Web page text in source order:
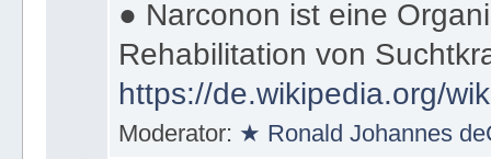
● Narconon ist eine
Rehabilitation von
https://de.wikipedia.org/
Moderator: ★ Ronald Johannes